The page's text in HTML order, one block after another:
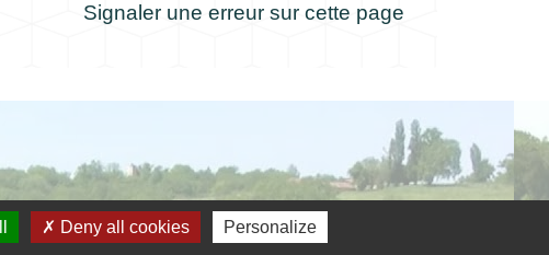
Signaler une erreur sur cette page
Deny all cookies Personalize